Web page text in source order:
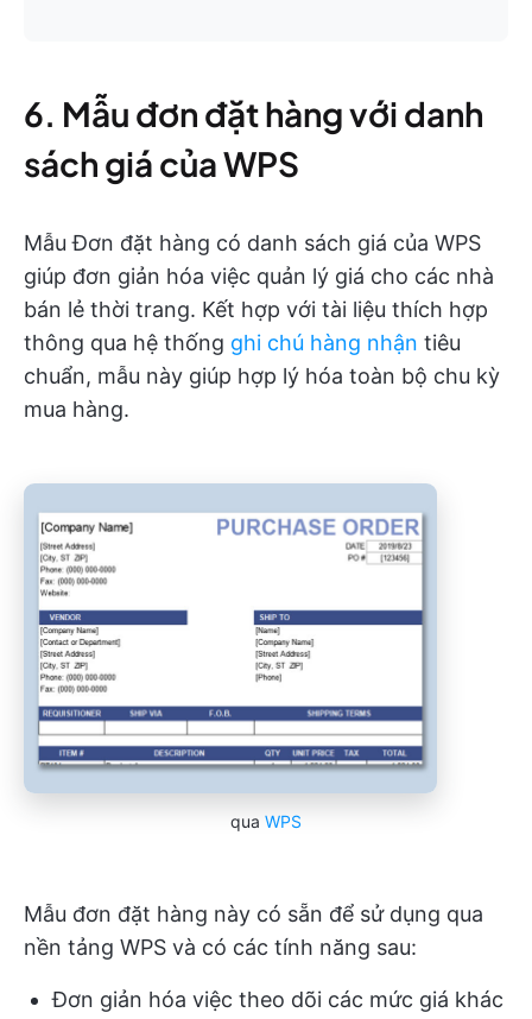
6. Mẫu đơn đặt hàng với danh
sách giá của WPS
Mẫu Đơn đặt hàng có danh sách giá của WPS
giúp đơn giản hóa việc quản lý giá cho các nhà
bán lẻ thời trang. Kết hợp với tài liệu thích hợp
thông qua hệ thống ghi chú hàng nhận tiêu
chuẩn, mẫu này giúp hợp lý hóa toàn bộ chu kỳ
mua hàng.
qua WPS
Mẫu đơn đặt hàng này có sẵn để sử dụng qua
nền tảng WPS và có các tính năng sau:
Đơn giản hóa việc theo dõi các mức giá khác